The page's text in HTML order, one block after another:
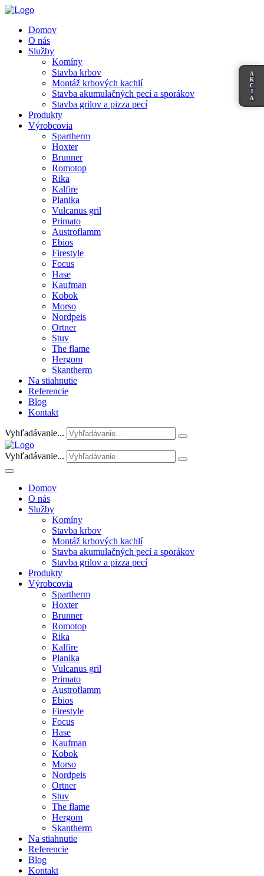
Domov
O nás
Služby
Komíny
Stavba krbov
Montáž krbových kachlí
Stavba akumulačných pecí a sporákov
Stavba grilov a pizza pecí
Produkty
Výrobcovia
Spartherm
Hoxter
Brunner
Romotop
Rika
Kalfire
Planika
Vulcanus gril
Primato
Austroflamm
Ebios
Firestyle
Focus
Hase
Kaufman
Kobok
Morso
Nordpeis
Ortner
Stuv
The flame
Hergom
Skantherm
Na stiahnutie
Referencie
Blog
Kontakt
Vyhľadávanie...
Vyhľadávanie...
Domov
O nás
Služby
Komíny
Stavba krbov
Montáž krbových kachlí
Stavba akumulačných pecí a sporákov
Stavba grilov a pizza pecí
Produkty
Výrobcovia
Spartherm
Hoxter
Brunner
Romotop
Rika
Kalfire
Planika
Vulcanus gril
Primato
Austroflamm
Ebios
Firestyle
Focus
Hase
Kaufman
Kobok
Morso
Nordpeis
Ortner
Stuv
The flame
Hergom
Skantherm
Na stiahnutie
Referencie
Blog
Kontakt
A
K
C
I
A